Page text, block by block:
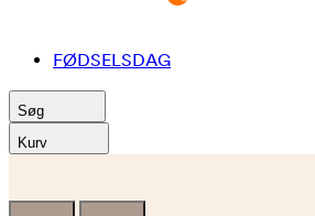
FØDSELSDAG
Søg
Kurv